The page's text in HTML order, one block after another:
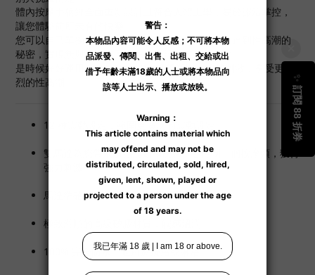
體內按摩手柄經全面重新設計且符合人體工學，易於靈活掌控，
讓您體驗前所未有的快樂。
您可以自己單獨使用或與伴侶一起使用來解鎖更多達到性高潮的
秘密，實現無與倫比如同手指按摩般的前列腺按摩。
是時候好好運用 LOKI Wave 2，獲得難以忘懷的刺激，享受更強
烈的性高潮。
12 種震動設定，範圍更廣泛的震動設定。
雙馬達為您帶來超強震動和快感，各控制一個按摩頭，獲得
強力刺激。
馬達準確瞄準前列腺和會陰，更具爆發力。
極致滑順的高級矽膠材質，觸感溫潤。
100% 完全防水，適用於浸浴或淋浴。